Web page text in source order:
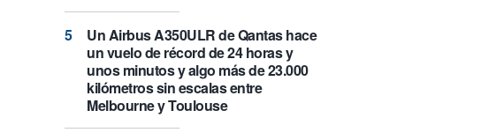
Un Airbus A350ULR de Qantas hace
un vuelo de récord de 24 horas y
unos minutos y algo más de 23.000
kilómetros sin escalas entre
Melbourne y Toulouse